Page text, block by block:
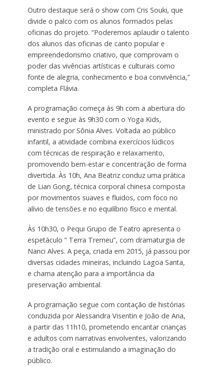
Outro destaque será o show com Cris Souki, que
divide o palco com os alunos formados pelas
oficinas do projeto. “Poderemos aplaudir o talento
dos alunos das oficinas de canto popular e
empreendedorismo criativo, que comprovam o
poder das vivências artísticas e culturais como
fonte de alegria, conhecimento e boa convivência,”
completa Flávia.
A programação começa às 9h com a abertura do
evento e segue às 9h30 com o Yoga Kids,
ministrado por Sônia Alves. Voltada ao público
infantil, a atividade combina exercícios lúdicos
com técnicas de respiração e relaxamento,
promovendo bem-estar e concentração de forma
divertida. Às 10h, Ana Beatriz conduz uma prática
de Lian Gong, técnica corporal chinesa composta
por movimentos suaves e fluidos, com foco no
alívio de tensões e no equilíbrio físico e mental.
Às 10h30, o Pequi Grupo de Teatro apresenta o
espetáculo ” Terra Tremeu”, com dramaturgia de
Nanci Alves. A peça, criada em 2015, já passou por
diversas cidades mineiras, incluindo Lagoa Santa,
e chama atenção para a importância da
preservação ambiental.
A programação segue com contação de histórias
conduzida por Alessandra Visentin e João de Ana,
a partir das 11h10, prometendo encantar crianças
e adultos com narrativas envolventes, valorizando
a tradição oral e estimulando a imaginação do
público.